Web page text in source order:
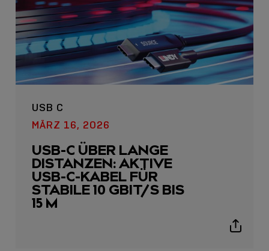
USB C
USB-C ÜBER LANGE
DISTANZEN: AKTIVE
USB-C-KABEL FÜR
STABILE 10 GBIT/S BIS
15 M
USB C
MÄRZ 16, 2026
USB-C ÜBER LANGE
DISTANZEN: AKTIVE
USB-C-KABEL FÜR
STABILE 10 GBIT/S BIS
15 M
Show